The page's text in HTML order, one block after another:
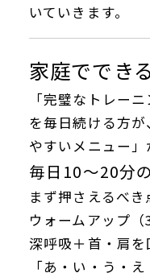
いていきます。
家庭ででき
「完璧なトレー
を毎日続ける方
やすいメニュー」
毎日10〜20分
まず押さえるべ
ウォームアップ（3
深呼吸＋首・肩を
「あ・い・う・